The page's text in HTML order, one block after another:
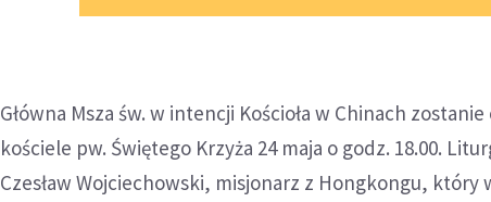
Główna Msza św. w intencji Kościoła w Chinach
kościele pw. Świętego Krzyża 24 maja o godz. 18.00.
Czesław Wojciechowski, misjonarz z Hongkongu, który